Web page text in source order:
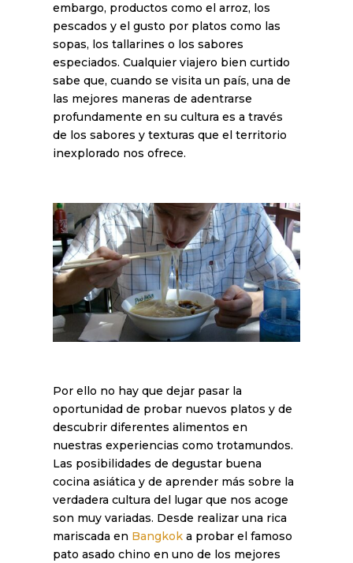
embargo, productos como el arroz, los
pescados y el gusto por platos como las
sopas, los tallarines o los sabores
especiados. Cualquier viajero bien curtido
sabe que, cuando se visita un país, una de
las mejores maneras de adentrarse
profundamente en su cultura es a través
de los sabores y texturas que el territorio
inexplorado nos ofrece.
Por ello no hay que dejar pasar la
oportunidad de probar nuevos platos y de
descubrir diferentes alimentos en
nuestras experiencias como trotamundos.
Las posibilidades de degustar buena
cocina asiática y de aprender más sobre la
verdadera cultura del lugar que nos acoge
son muy variadas. Desde realizar una rica
mariscada en Bangkok a probar el famoso
pato asado chino en uno de los mejores